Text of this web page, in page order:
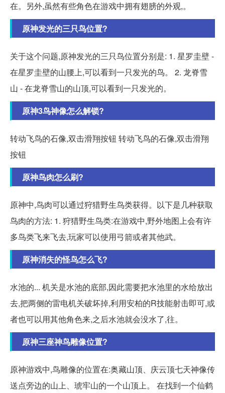
在。另外,虽然有些角色在游戏中拥有翅膀的外观,。
原神发光的三只鸟位置?
关于这个问题,原神发光的三只鸟位置分别是: 1. 星罗圭壁 -
在星罗圭壁的山腰上,可以看到一只发光的鸟。 2. 龙脊雪
山 - 在龙脊雪山的山顶,可以看到一只发光的。
原神3鸟神像怎么解锁?
转动飞鸟的石像,双击滑翔按钮 转动飞鸟的石像,双击滑翔
按钮
原神鸟肉怎么刷?
原神中,鸟肉可以通过狩猎野生鸟类获得。以下是几种获取
鸟肉的方法: 1. 狩猎野生鸟类:在游戏中,野外地图上会有许
多鸟类飞来飞去,玩家可以使用弓箭或者其他武。
原神消失的怪鸟怎么飞?
水池的... 机关是水池的底部,因此需要把水池里的水给放出
去,把两侧的雷电机关破坏掉,利用安柏的R技能射击即可,或
者也可以用其他角色来,之后水池就会没水了,往。
原神三座神鸟雕像位置?
原神游戏中,鸟雕像的位置在:奥藏山顶、庆云顶七天神像传
送点旁边的山上、琥牢山的一个山顶上。 在找到一个仙鹤